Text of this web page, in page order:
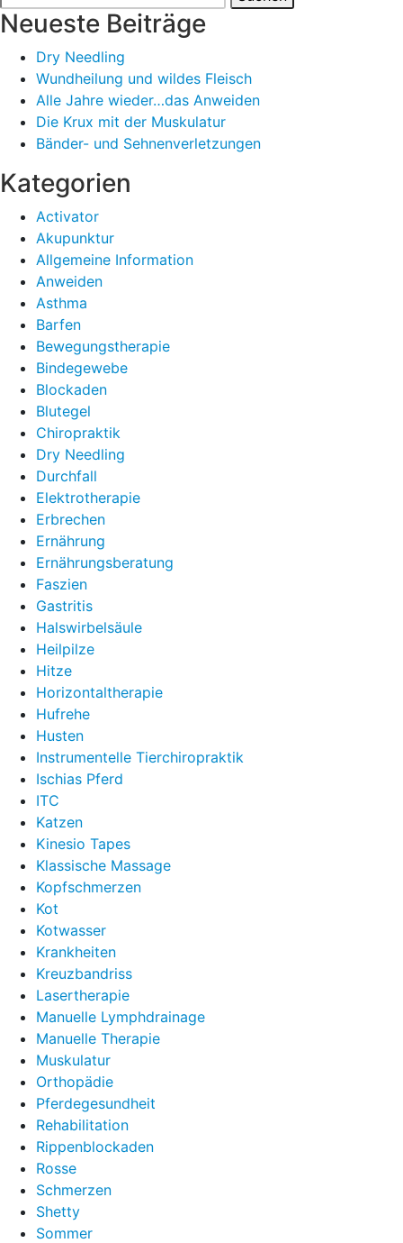
nach:
Neueste Beiträge
Dry Needling
Wundheilung und wildes Fleisch
Alle Jahre wieder…das Anweiden
Die Krux mit der Muskulatur
Bänder- und Sehnenverletzungen
Kategorien
Activator
Akupunktur
Allgemeine Information
Anweiden
Asthma
Barfen
Bewegungstherapie
Bindegewebe
Blockaden
Blutegel
Chiropraktik
Dry Needling
Durchfall
Elektrotherapie
Erbrechen
Ernährung
Ernährungsberatung
Faszien
Gastritis
Halswirbelsäule
Heilpilze
Hitze
Horizontaltherapie
Hufrehe
Husten
Instrumentelle Tierchiropraktik
Ischias Pferd
ITC
Katzen
Kinesio Tapes
Klassische Massage
Kopfschmerzen
Kot
Kotwasser
Krankheiten
Kreuzbandriss
Lasertherapie
Manuelle Lymphdrainage
Manuelle Therapie
Muskulatur
Orthopädie
Pferdegesundheit
Rehabilitation
Rippenblockaden
Rosse
Schmerzen
Shetty
Sommer